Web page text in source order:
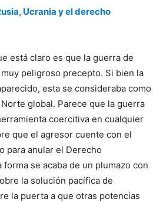
Ucrania y el derecho
está claro es que la guerra de
peligroso precepto. Si bien la
esta se consideraba como
global. Parece que la guerra
coercitiva en cualquier
que el agresor cuente con el
para anular el Derecho
se acaba de un plumazo con
la solución pacífica de
la puerta a que otras potencias